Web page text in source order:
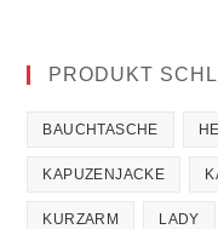
PRODUKT
BAUCHTASCHE
KAPUZENJACKE
KURZARM LADY